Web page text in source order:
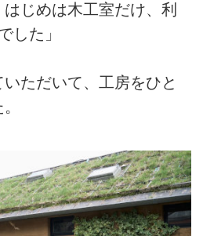
じめは木工室だけ、利
した」
ただいて、工房をひと